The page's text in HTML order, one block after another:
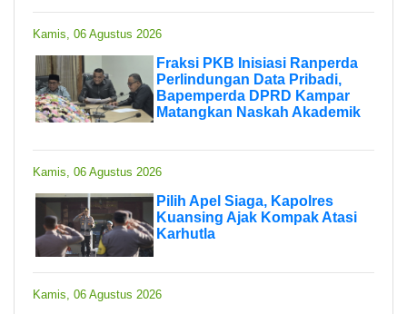
Kamis, 06 Agustus 2026
Fraksi PKB Inisiasi Ranperda
Perlindungan Data Pribadi,
Bapemperda DPRD Kampar
Matangkan Naskah Akademik
Kamis, 06 Agustus 2026
Pilih Apel Siaga, Kapolres
Kuansing Ajak Kompak Atasi
Karhutla
Kamis, 06 Agustus 2026